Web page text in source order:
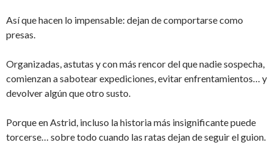
Así que hacen lo impensable: dejan de comportarse como
presas.
Organizadas, astutas y con más rencor del que nadie sospecha,
comienzan a sabotear expediciones, evitar enfrentamientos… y
devolver algún que otro susto.
Porque en Astrid, incluso la historia más insignificante puede
torcerse… sobre todo cuando las ratas dejan de seguir el guion.